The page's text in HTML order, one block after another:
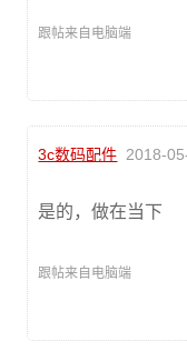
跟帖来自电脑端
3c数码配件 2018-
是的，做在当下
跟帖来自电脑端